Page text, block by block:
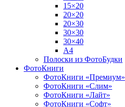
15×20
20×20
20×30
30×30
30×40
A4
Полоски из ФотоБудки
ФотоКниги
ФотоКниги «Премиум»
ФотоКниги «Слим»
ФотоКниги «Лайт»
ФотоКниги «Софт»